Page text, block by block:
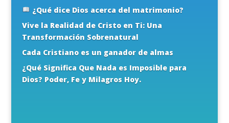
¿Qué dice Dios acerca del matrimonio?
Vive la Realidad de Cristo en Ti: Una
Transformación Sobrenatural
Cada Cristiano es un ganador de almas
¿Qué Significa Que Nada es Imposible para
Dios? Poder, Fe y Milagros Hoy.